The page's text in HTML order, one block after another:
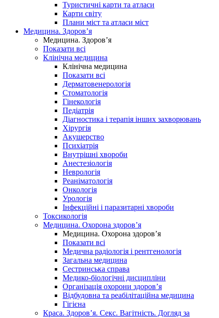
Туристичні карти та атласи
Карти світу
Плани міст та атласи міст
Медицина. Здоров’я
Медицина. Здоров’я
Показати всі
Клінічна медицина
Клінічна медицина
Показати всі
Дерматовенерологія
Стоматологія
Гінекологія
Педіатрія
Діагностика і терапія інших захворювань
Хірургія
Акушерство
Психіатрія
Внутрішні хвороби
Анестезіологія
Неврологія
Реаніматологія
Онкологія
Урологія
Інфекційні і паразитарні хвороби
Токсикологія
Медицина. Охорона здоров’я
Медицина. Охорона здоров’я
Показати всі
Медична радіологія і рентгенологія
Загальна медицина
Сестринська справа
Медико-біологічні дисципліни
Організація охорони здоров’я
Відбудовна та реабілітаційна медицина
Гігієна
Краса. Здоров’я. Секс. Вагітність. Догляд за